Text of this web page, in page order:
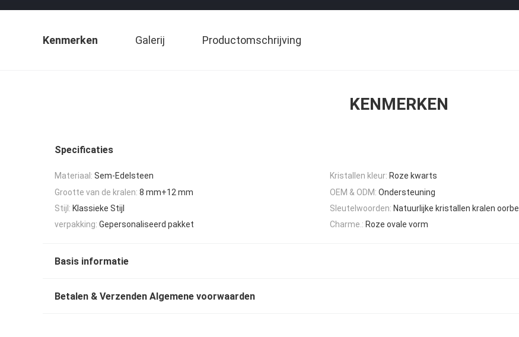
Kenmerken Galerij Productomschrijving
KENMERKEN
Specificaties
Materiaal: Sem-Edelsteen Kristallen kleur: Roze kwarts
Grootte van de kralen: 8 mm+12 mm OEM & ODM: Ondersteuning
Stijl: Klassieke Stijl Sleutelwoorden: Natuurlijke kristallen kralen oorbel
verpakking: Gepersonaliseerd pakket Charme.: Roze ovale vorm
Basis informatie
Betalen & Verzenden Algemene voorwaarden